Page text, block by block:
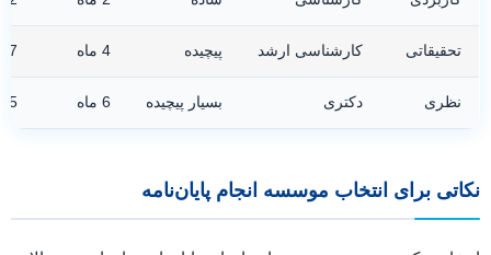
تحقیقاتی کارشناسی ارشد پیچیده 4 ماه 7
نظری دکتری بسیار پیچیده 6 ماه
نکاتی برای انتخاب موسسه انجام پایان‌نامه